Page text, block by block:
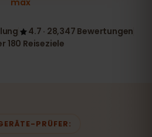
max
4.7 · 28,347 Bewertungen
180 Reiseziele
PRÜFER: